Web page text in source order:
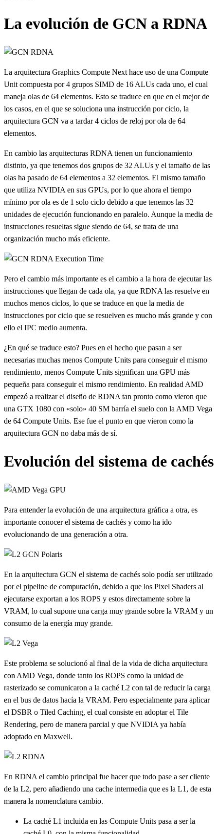
La evolución de GCN a RDNA
La arquitectura Graphics Compute Next hace uso de una Compute
Unit compuesta por 4 grupos SIMD de 16 ALUs cada uno, el cual
maneja olas de 64 elementos. Esto se traduce en que en el mejor de
los casos, en el que se soluciona una instrucción por ciclo, la
arquitectura GCN va a tardar 4 ciclos de reloj por ola de 64
elementos.
En cambio las arquitecturas RDNA tienen un funcionamiento
distinto, ya que tenemos dos grupos de 32 ALUs y el tamaño de las
olas ha pasado de 64 elementos a 32 elementos. El mismo tamaño
que utiliza NVIDIA en sus GPUs, por lo que ahora el tiempo
mínimo por ola es de 1 solo ciclo debido a que tenemos las 32
unidades de ejecución funcionando en paralelo. Aunque la media de
instrucciones resueltas sigue siendo de 64, se trata de una
organización mucho más eficiente.
Pero el cambio más importante es el cambio a la hora de ejecutar las
instrucciones que llegan de cada ola, ya que RDNA las resuelve en
muchos menos ciclos, lo que se traduce en que la media de
instrucciones por ciclo que se resuelven es mucho más grande y con
ello el IPC medio aumenta.
¿En qué se traduce esto? Pues en el hecho que pasan a ser
necesarias muchas menos Compute Units para conseguir el mismo
rendimiento, menos Compute Units significan una GPU más
pequeña para conseguir el mismo rendimiento. En realidad AMD
empezó a realizar el diseño de RDNA tan pronto como vieron que
una GTX 1080 con «solo» 40 SM barría el suelo con la AMD Vega
de 64 Compute Units. Ese fue el punto en que vieron como la
arquitectura GCN no daba más de sí.
Evolución del sistema de cachés
Para entender la evolución de una arquitectura gráfica a otra, es
importante conocer el sistema de cachés y como ha ido
evolucionando de una generación a otra.
En la arquitectura GCN el sistema de cachés solo podía ser utilizado
por el pipeline de computación, debido a que los Pixel Shaders al
ejecutarse exportan a los ROPS y estos directamente sobre la
VRAM, lo cual supone una carga muy grande sobre la VRAM y un
consumo de la energía muy grande.
Este problema se solucionó al final de la vida de dicha arquitectura
con AMD Vega, donde tanto los ROPS como la unidad de
rasterizado se comunicaron a la caché L2 con tal de reducir la carga
en el bus de datos hacía la VRAM. Pero especialmente para aplicar
el DSBR o Tiled Caching, el cual consiste en adoptar el Tile
Rendering, pero de manera parcial y que NVIDIA ya había
adoptado en Maxwell.
En RDNA el cambio principal fue hacer que todo pase a ser cliente
de la L2, pero añadiendo una cache intermedia que es la L1, de esta
manera la nomenclatura cambio.
La caché L1 incluida en las Compute Units pasa a ser la